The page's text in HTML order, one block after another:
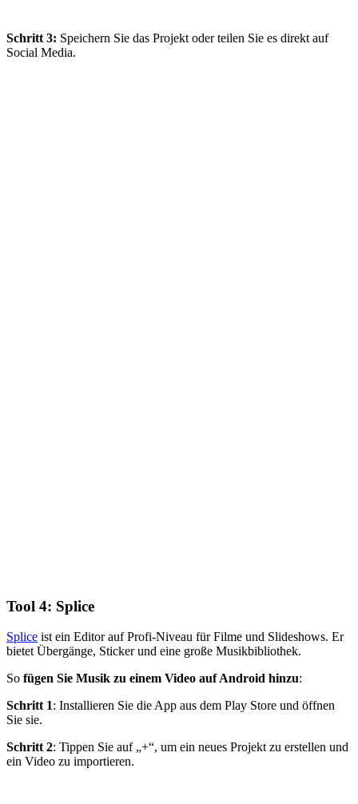
Schritt 3: Speichern Sie das Projekt oder teilen Sie es direkt auf
Social Media.
Tool 4: Splice
Splice ist ein Editor auf Profi‑Niveau für Filme und Slideshows. Er
bietet Übergänge, Sticker und eine große Musikbibliothek.
So fügen Sie Musik zu einem Video auf Android hinzu:
Schritt 1: Installieren Sie die App aus dem Play Store und öffnen
Sie sie.
Schritt 2: Tippen Sie auf „+“, um ein neues Projekt zu erstellen und
ein Video zu importieren.